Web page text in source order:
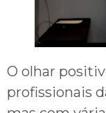
O olhar
profissionais